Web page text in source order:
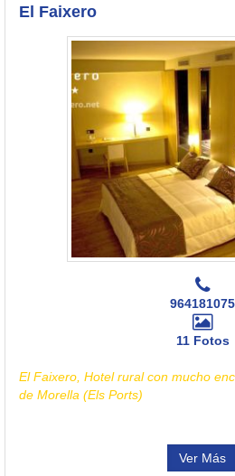
El Faixero
964181075
11 Fotos
El Faixero, Hotel rural con mucho
de Morella (Els Ports)
Ver Más